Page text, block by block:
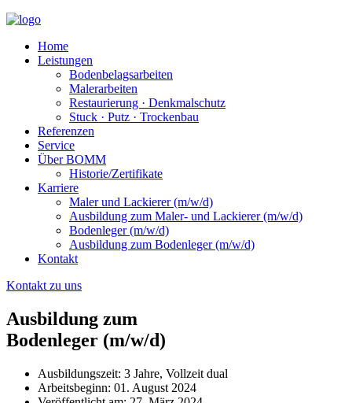
Home
Leistungen
Bodenbelagsarbeiten
Malerarbeiten
Restaurierung · Denkmalschutz
Stuck · Putz · Trockenbau
Referenzen
Service
Über BOMM
Historie/Zertifikate
Karriere
Maler und Lackierer (m/w/d)
Ausbildung zum Maler- und Lackierer (m/w/d)
Bodenleger (m/w/d)
Ausbildung zum Bodenleger (m/w/d)
Kontakt
Kontakt zu uns
Ausbildung zum
Bodenleger (m/w/d)
Ausbildungszeit: 3 Jahre, Vollzeit dual
Arbeitsbeginn: 01. August 2024